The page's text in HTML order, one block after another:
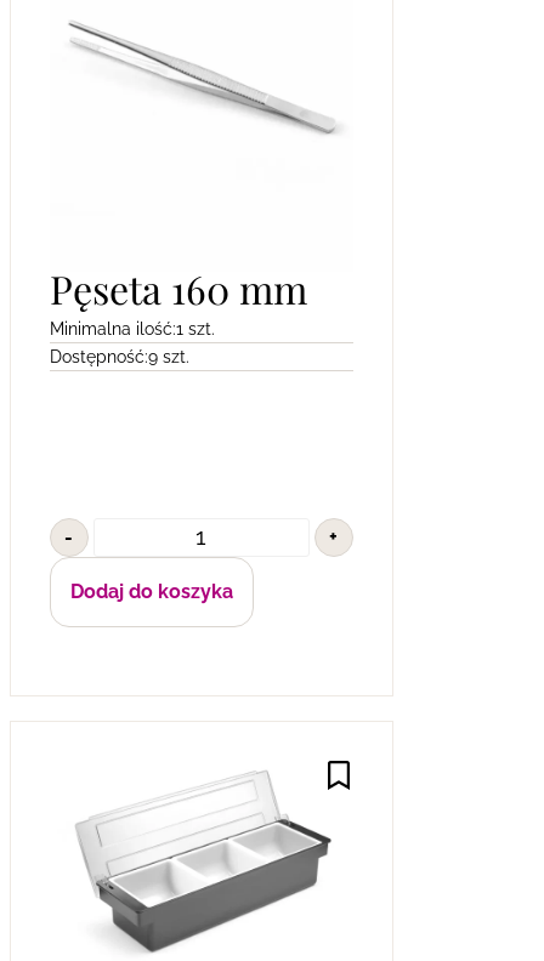
Pęseta 160 mm
Minimalna ilość:1 szt.
Dostępność:9 szt.
- +
Dodaj do koszyka